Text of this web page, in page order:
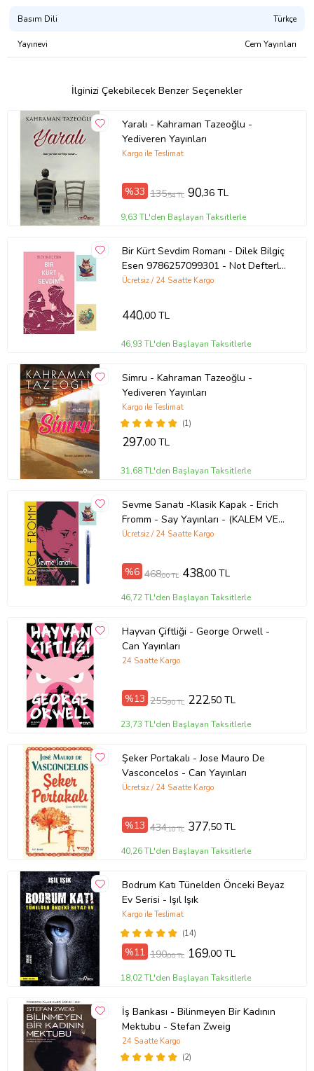
Ürün Adı: Amok Koşucusu
Basım Yılı: 2020
Kapak Türü: Karton Kapak
Sayfa Sayısı: 64
Çevirmen: Şerif Yeşilbucak
Ürün Kodu:kcm68212409
Basım Dili Türkçe
Yayınevi Cem Yayınları
İlginizi Çekebilecek Benzer Seçenekler
Yaralı - Kahraman Tazeoğlu -
Yediveren Yayınları
Kargo ile Teslimat
%33 135,54 TL 90,36 TL
9,63 TL'den Başlayan Taksitlerle
Bir Kürt Sevdim Romanı - Dilek Bilgiç
Esen 9786257099301 - Not Defterli
Seti (Renksiz)
Ücretsiz / 24 Saatte Kargo
440,00 TL
46,93 TL'den Başlayan Taksitlerle
Simru - Kahraman Tazeoğlu -
Yediveren Yayınları
(1)
Kargo ile Teslimat
297,00 TL
31,68 TL'den Başlayan Taksitlerle
Sevme Sanatı -Klasik Kapak - Erich
Fromm - Say Yayınları - (KALEM VE
NOT DEFTERLİ) (Renksiz)
Ücretsiz / 24 Saatte Kargo
%6 468,00 TL 438,00 TL
46,72 TL'den Başlayan Taksitlerle
Hayvan Çiftliği - George Orwell -
Can Yayınları
24 Saatte Kargo
%13 255,90 TL 222,50 TL
23,73 TL'den Başlayan Taksitlerle
Şeker Portakalı - Jose Mauro De
Vasconcelos - Can Yayınları
Ücretsiz / 24 Saatte Kargo
%13 434,10 TL 377,50 TL
40,26 TL'den Başlayan Taksitlerle
Bodrum Katı Tünelden Önceki Beyaz
Ev Serisi - Işıl Işık
(14)
Kargo ile Teslimat
%11 190,00 TL 169,00 TL
18,02 TL'den Başlayan Taksitlerle
İş Bankası - Bilinmeyen Bir Kadının
Mektubu - Stefan Zweig
(2)
24 Saatte Kargo